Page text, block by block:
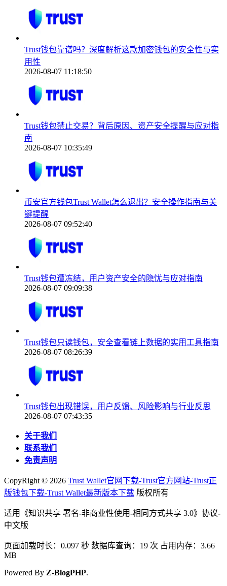
Trust钱包靠谱吗？深度解析这款加密钱包的安全性与实
用性
2026-08-07 11:18:50
Trust钱包禁止交易？背后原因、资产安全提醒与应对指
南
2026-08-07 10:35:49
币安官方钱包Trust Wallet怎么退出？安全操作指南与关
键提醒
2026-08-07 09:52:40
Trust钱包遭冻结，用户资产安全的隐忧与应对指南
2026-08-07 09:09:38
Trust钱包只读钱包，安全查看链上数据的实用工具指南
2026-08-07 08:26:39
Trust钱包出现错误，用户反馈、风险影响与行业反思
2026-08-07 07:43:35
关于我们
联系我们
免责声明
CopyRight © 2026 Trust Wallet官网下载-Trust官方网站-Trust正
版钱包下载-Trust Wallet最新版本下载 版权所有
适用《知识共享 署名-非商业性使用-相同方式共享 3.0》协议-
中文版
页面加载时长：0.097 秒 数据库查询：19 次 占用内存：3.66
MB
Powered By Z-BlogPHP.